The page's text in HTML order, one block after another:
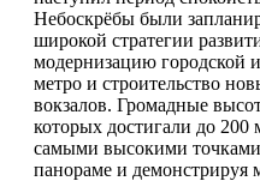
Небоскрёбы были
широкой стратегии
модернизацию городской
метро и строительство
вокзалов. Громадные
которых достигали до
самыми высокими
панораме и демонстрируя